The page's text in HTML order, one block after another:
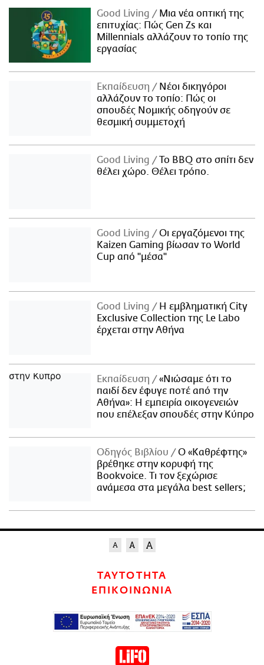
Good Living
Μια νέα οπτική της
επιτυχίας: Πώς Gen Zs και
Millennials αλλάζουν το τοπίο της
εργασίας
Εκπαίδευση
Νέοι δικηγόροι
αλλάζουν το τοπίο: Πώς οι
σπουδές Νομικής οδηγούν σε
θεσμική συμμετοχή
Good Living
Το BBQ στο σπίτι δεν
θέλει χώρο. Θέλει τρόπο.
Good Living
Οι εργαζόμενοι της
Kaizen Gaming βίωσαν το World
Cup από "μέσα"
Good Living
Η εμβληματική City
Exclusive Collection της Le Labo
έρχεται στην Αθήνα
Εκπαίδευση
«Νιώσαμε ότι το
παιδί δεν έφυγε ποτέ από την
Αθήνα»: Η εμπειρία οικογενειών
που επέλεξαν σπουδές στην Κύπρο
Οδηγός Βιβλίου
Ο «Καθρέφτης»
βρέθηκε στην κορυφή της
Bookvoice. Τι τον ξεχώρισε
ανάμεσα στα μεγάλα best sellers;
ΤΑΥΤΟΤΗΤΑ
ΕΠΙΚΟΙΝΩΝΙΑ